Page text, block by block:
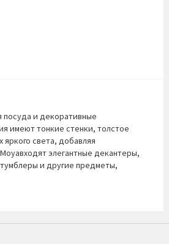
посуда и декоративные
имеют тонкие стенки, толстое
света, добавляя
элегантные декантеры,
и другие предметы,